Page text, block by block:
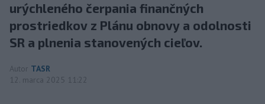
urýchleného čerpania finančných
prostriedkov z Plánu obnovy a odolnosti
SR a plnenia stanovených cieľov.
Autor TASR
12. marca 2025 11:22